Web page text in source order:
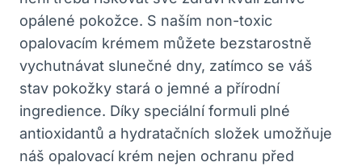
opálené pokožce. S naším non-toxic
opalovacím krémem můžete bezstarostně
vychutnávat slunečné dny, zatímco se váš
stav pokožky stará o jemné a přírodní
ingredience. Díky speciální formuli plné
antioxidantů a hydratačních složek umožňuje
náš opalovací krém nejen ochranu před